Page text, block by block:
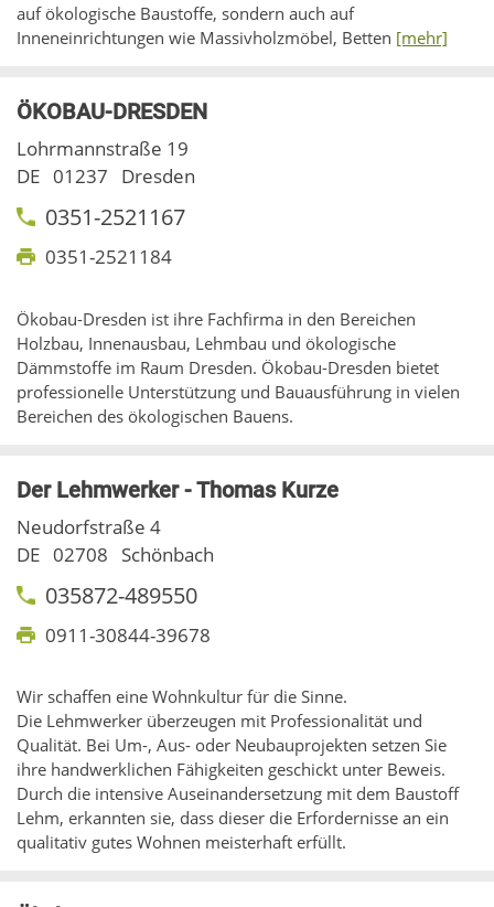
auf ökologische Baustoffe, sondern auch auf
Inneneinrichtungen wie Massivholzmöbel, Betten [mehr]
ÖKOBAU-DRESDEN
Lohrmannstraße 19
DE 01237 Dresden
0351-2521167
0351-2521184
Ökobau-Dresden ist ihre Fachfirma in den Bereichen
Holzbau, Innenausbau, Lehmbau und ökologische
Dämmstoffe im Raum Dresden. Ökobau-Dresden bietet
professionelle Unterstützung und Bauausführung in vielen
Bereichen des ökologischen Bauens.
Der Lehmwerker - Thomas Kurze
Neudorfstraße 4
DE 02708 Schönbach
035872-489550
0911-30844-39678
Wir schaffen eine Wohnkultur für die Sinne.
Die Lehmwerker überzeugen mit Professionalität und
Qualität. Bei Um-, Aus- oder Neubauprojekten setzen Sie
ihre handwerklichen Fähigkeiten geschickt unter Beweis.
Durch die intensive Auseinandersetzung mit dem Baustoff
Lehm, erkannten sie, dass dieser die Erfordernisse an ein
qualitativ gutes Wohnen meisterhaft erfüllt.